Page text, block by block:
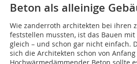
Beton als alleinige
Wie zanderroth architekten bei ihren
feststellen mussten, ist das Bauen
gleich – und schon gar nicht einfach.
sich die Architekten schon von